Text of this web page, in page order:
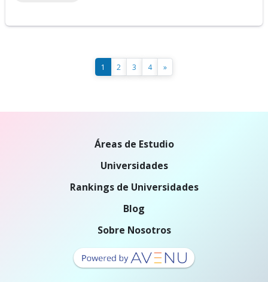
1 2 3 4 »
Áreas de Estudio
Universidades
Rankings de Universidades
Blog
Sobre Nosotros